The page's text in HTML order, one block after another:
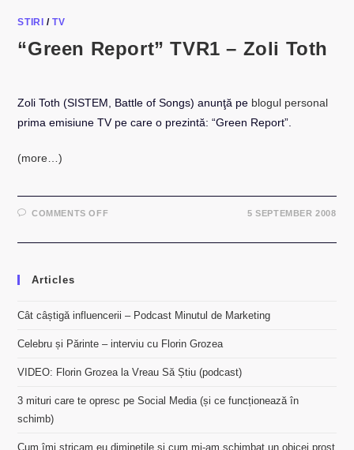
LET’S
DO
IT
STIRI /TV
“Green Report” TVR1 – Zoli Toth
Zoli Toth (SISTEM, Battle of Songs) anunţă pe blogul personal
prima emisiune TV pe care o prezintă: “Green Report”.
(more…)
COMMENTS OFFON
TVR1
5 SEPTEMBER 2008
Articles
Cât câștigă influencerii – Podcast Minutul de Marketing
Celebru și Părinte – interviu cu Florin Grozea
VIDEO: Florin Grozea la Vreau Să Știu (podcast)
3 mituri care te opresc pe Social Media (și ce funcționează în
schimb)
Cum îmi stricam eu diminețile și cum mi-am schimbat un obicei prost